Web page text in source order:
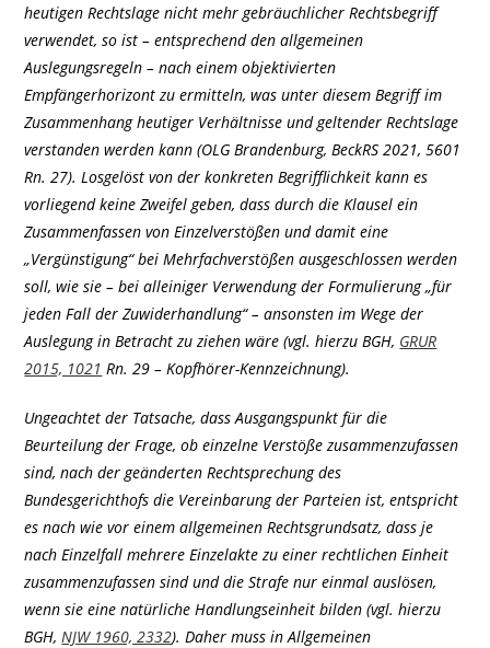
heutigen Rechtslage nicht mehr gebräuchlicher Rechtsbegriff
verwendet, so ist – entsprechend den allgemeinen
Auslegungsregeln – nach einem objektivierten
Empfängerhorizont zu ermitteln, was unter diesem Begriff im
Zusammenhang heutiger Verhältnisse und geltender Rechtslage
verstanden werden kann (OLG Brandenburg, BeckRS 2021, 5601
Rn. 27). Losgelöst von der konkreten Begrifflichkeit kann es
vorliegend keine Zweifel geben, dass durch die Klausel ein
Zusammenfassen von Einzelverstößen und damit eine
„Vergünstigung“ bei Mehrfachverstößen ausgeschlossen werden
soll, wie sie – bei alleiniger Verwendung der Formulierung „für
jeden Fall der Zuwiderhandlung“ – ansonsten im Wege der
Auslegung in Betracht zu ziehen wäre (vgl. hierzu BGH, GRUR
2015, 1021 Rn. 29 – Kopfhörer-Kennzeichnung).
Ungeachtet der Tatsache, dass Ausgangspunkt für die
Beurteilung der Frage, ob einzelne Verstöße zusammenzufassen
sind, nach der geänderten Rechtsprechung des
Bundesgerichthofs die Vereinbarung der Parteien ist, entspricht
es nach wie vor einem allgemeinen Rechtsgrundsatz, dass je
nach Einzelfall mehrere Einzelakte zu einer rechtlichen Einheit
zusammenzufassen sind und die Strafe nur einmal auslösen,
wenn sie eine natürliche Handlungseinheit bilden (vgl. hierzu
BGH, NJW 1960, 2332). Daher muss in Allgemeinen